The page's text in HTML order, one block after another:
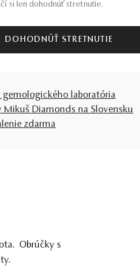
si len dohodnúť stretnutie.
DOHODNÚŤ STRETNUTIE
gemologického laboratória
Mikuš Diamonds na Slovensku
zdarma
Obrúčky s